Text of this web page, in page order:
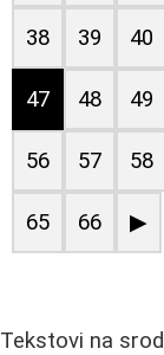
38 39 40
47 48 49
56 57 58
65 66 ▶
Tekstovi na